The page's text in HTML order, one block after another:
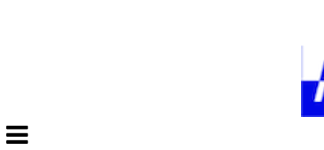
Veksle
navigasjon